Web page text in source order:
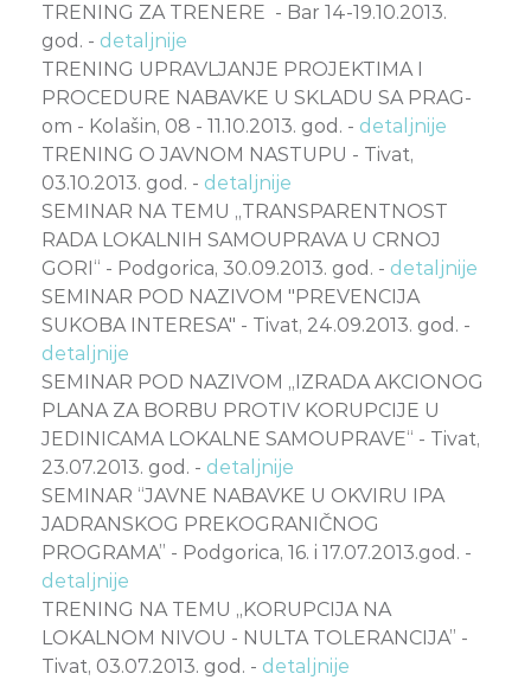
TRENING ZA TRENERE - Bar 14-19.10.2013.
god. - detaljnije
TRENING UPRAVLJANJE PROJEKTIMA I
PROCEDURE NABAVKE U SKLADU SA PRAG-
om - Kolašin, 08 - 11.10.2013. god. - detaljnije
TRENING O JAVNOM NASTUPU - Tivat,
03.10.2013. god. - detaljnije
SEMINAR NA TEMU „TRANSPARENTNOST
RADA LOKALNIH SAMOUPRAVA U CRNOJ
GORI“ - Podgorica, 30.09.2013. god. - detaljnije
SEMINAR POD NAZIVOM "PREVENCIJA
SUKOBA INTERESA" - Tivat, 24.09.2013. god. -
detaljnije
SEMINAR POD NAZIVOM „IZRADA AKCIONOG
PLANA ZA BORBU PROTIV KORUPCIJE U
JEDINICAMA LOKALNE SAMOUPRAVE“ - Tivat,
23.07.2013. god. - detaljnije
SEMINAR “JAVNE NABAVKE U OKVIRU IPA
JADRANSKOG PREKOGRANIČNOG
PROGRAMA” - Podgorica, 16. i 17.07.2013.god. -
detaljnije
TRENING NA TEMU ,,KORUPCIJA NA
LOKALNOM NIVOU - NULTA TOLERANCIJA’’ -
Tivat, 03.07.2013. god. - detaljnije